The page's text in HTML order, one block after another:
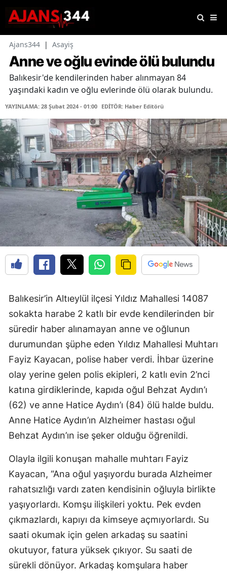
Ajans344 | Asayiş
Anne ve oğlu evinde ölü bulundu
Balıkesir'de kendilerinden haber alınmayan 84
yaşındaki kadın ve oğlu evlerinde ölü olarak bulundu.
YAYINLAMA: 28 Şubat 2024 - 01:00 EDİTÖR: Haber Editörü
Balıkesir’in Altıeylül ilçesi Yıldız Mahallesi 14087
sokakta harabe 2 katlı bir evde kendilerinden bir
süredir haber alınamayan anne ve oğlunun
durumundan şüphe eden Yıldız Mahallesi Muhtarı
Fayiz Kayacan, polise haber verdi. İhbar üzerine
olay yerine gelen polis ekipleri, 2 katlı evin 2’nci
katına girdiklerinde, kapıda oğul Behzat Aydın’ı
(62) ve anne Hatice Aydın’ı (84) ölü halde buldu.
Anne Hatice Aydın’ın Alzheimer hastası oğul
Behzat Aydın’ın ise şeker olduğu öğrenildi.
Olayla ilgili konuşan mahalle muhtarı Fayiz
Kayacan, “Ana oğul yaşıyordu burada Alzheimer
rahatsızlığı vardı zaten kendisinin oğluyla birlikte
yaşıyorlardı. Komşu ilişkileri yoktu. Pek evden
çıkmazlardı, kapıyı da kimseye açmıyorlardı. Su
saati okumak için gelen arkadaş su saatini
okutuyor, fatura yüksek çıkıyor. Su saati de
sürekli dönüyor. Arkadaş komşulara haber